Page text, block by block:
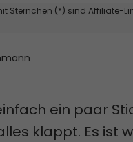
Sternchen (*) sind Affiliate-
ein paar
klappt. Es ist